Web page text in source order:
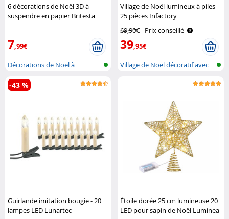
6 décorations de Noël 3D à
suspendre en papier Britesta
7,99€
Décorations de Noël à
suspendre, or..
Village de Noël lumineux à piles
25 pièces Infactory
69,90€ Prix conseillé
39,95€
Village de Noël décoratif avec
Guirlande imitation bougie - 20
lampes LED Lunartec
-43 %
Étoile dorée 25 cm lumineuse 20
LED pour sapin de Noël Luminea